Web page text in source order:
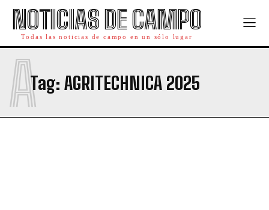
NOTICIAS DE CAMPO
Todas las noticias de campo en un sólo lugar
Tag: AGRITECHNICA 2025
A